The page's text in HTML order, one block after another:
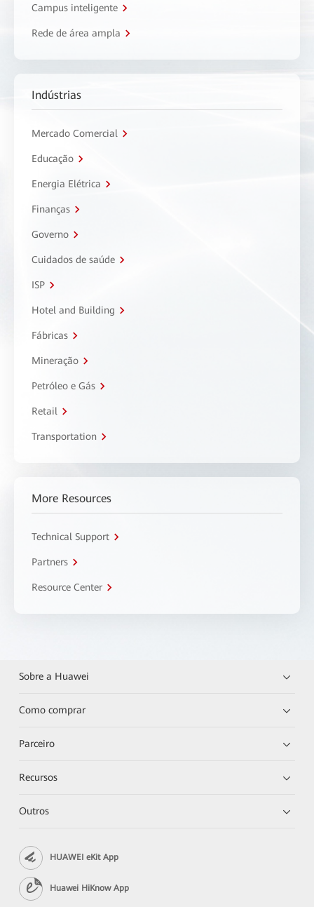
Campus inteligente
Rede de área ampla
Indústrias
Mercado Comercial
Educação
Energia Elétrica
Finanças
Governo
Cuidados de saúde
ISP
Hotel and Building
Fábricas
Mineração
Petróleo e Gás
Retail
Transportation
More Resources
Technical Support
Partners
Resource Center
Sobre a Huawei
Como comprar
Parceiro
Recursos
Outros
HUAWEI eKit App
Huawei HiKnow App